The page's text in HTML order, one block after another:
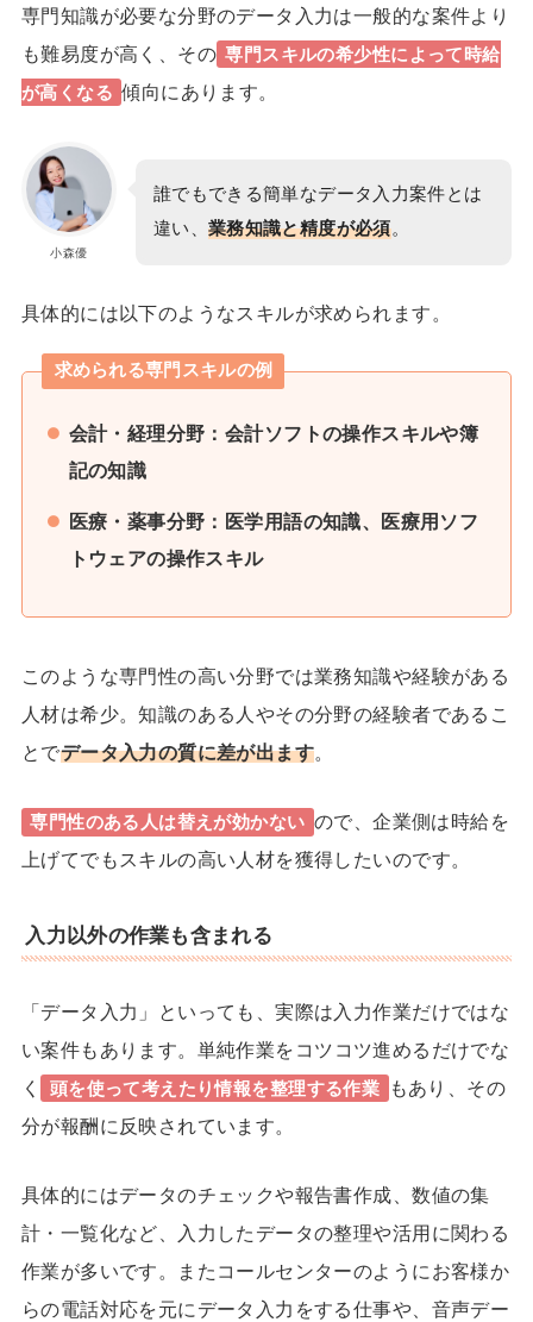
専門知識が必要な分野のデータ入力は一般的な案件より
も難易度が高く、その 専門スキルの希少性によって時給
が高くなる 傾向にあります。
小森優
誰でもできる簡単なデータ入力案件とは
違い、 業務知識と精度が必須。
具体的には以下のようなスキルが求められます。
求められる専門スキルの例
会計・経理分野：会計ソフトの操作スキルや簿
記の知識
医療・薬事分野：医学用語の知識、医療用ソフ
トウェアの操作スキル
このような専門性の高い分野では業務知識や経験がある
人材は希少。知識のある人やその分野の経験者であるこ
とでデータ入力の質に差が出ます
専門性のある人は替えが効かない ので、企業側は時給を
上げてでもスキルの高い人材を獲得したいのです。
入力以外の作業も含まれる
「データ入力」といっても、実際は入力作業だけではな
い案件もあります。 単純作業をコツコツ進めるだけでな
く
頭を使って考えたり情報を整理する作業
もあり、その
分が報酬に反映されています。
具体的にはデータのチェックや報告書作成、数値の集
計・一覧化など、入力したデータの整理や活用に関わる
作業が多いです。またコールセンターのようにお客様か
らの電話対応を元にデータ入力をする仕事や、音声デー